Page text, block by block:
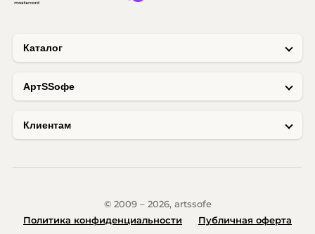
Каталог
AртSSофе
Клиентам
© 2009 – 2026, artssofe
Политика конфиденциальности
Публичная оферта